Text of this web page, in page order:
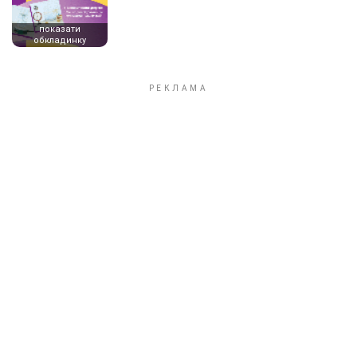
показати
обкладинку